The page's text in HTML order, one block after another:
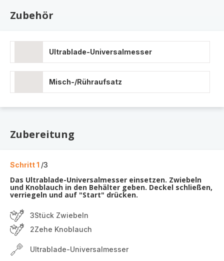
Zubehör
Ultrablade-Universalmesser
Misch-/Rühraufsatz
Zubereitung
Schritt 1 /3
Das Ultrablade-Universalmesser einsetzen. Zwiebeln
und Knoblauch in den Behälter geben. Deckel schließen,
verriegeln und auf "Start" drücken.
3Stück Zwiebeln
2Zehe Knoblauch
Ultrablade-Universalmesser